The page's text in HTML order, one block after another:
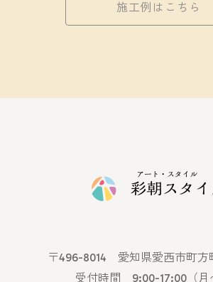
施工例はこちら
〒496-8014 愛知県愛西市町方
受付時間 9:00-17:00（月